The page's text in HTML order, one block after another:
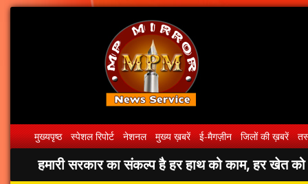
मुख्यपृष्ठ स्पेशल रिपोर्ट नेशनल मुख्य ख़बरें ई-मैगज़ीन जिलों की ख़बरें
हमारी सरकार का संकल्प है हर हाथ को काम, हर खेत को